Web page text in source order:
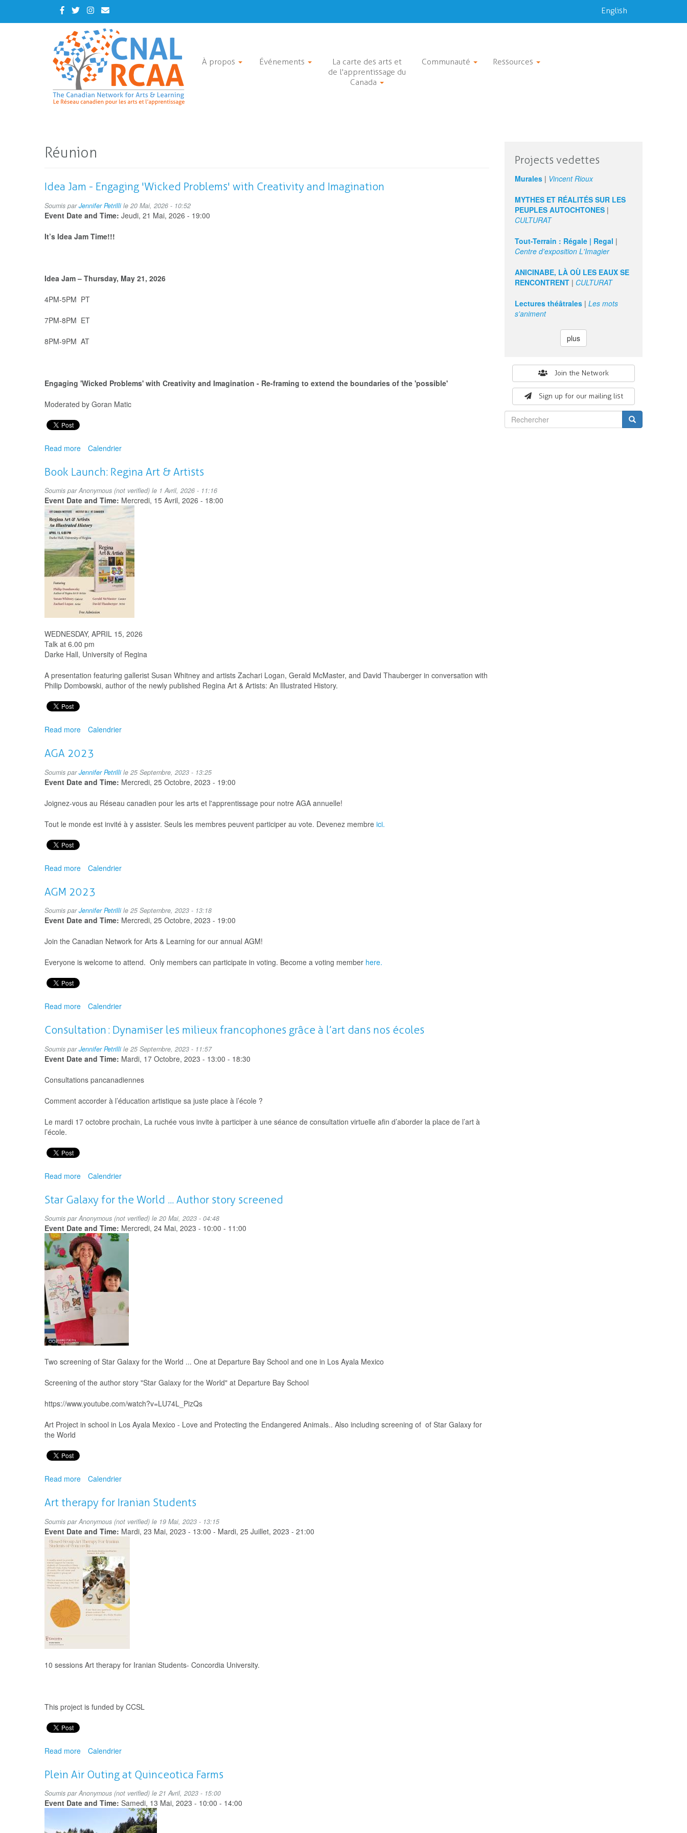
main
Facebook
TwitterInstagram
Contact
Us
English
À propos Événements
La carte des arts et
de l'apprentissage du
Canada
Communauté Ressources
Réunion
Idea Jam - Engaging 'Wicked Problems' with Creativity and Imagination
Soumis parJennifer Petrillile 20 Mai, 2026 - 10:52
Event Date and Time: Jeudi, 21 Mai, 2026 - 19:00
It’s Idea Jam Time!!!
Idea Jam – Thursday, May 21, 2026
4PM-5PM PT
7PM-8PM ET
8PM-9PM AT
Engaging 'Wicked Problems' with Creativity and Imagination - Re-framing to extend the boundaries of the 'possible'
Moderated by Goran Matic
Read more about
Jam
-
Engaging
'Wicked
Problems'
with
Creativity
and
Imagination
Calendrier
Book Launch: Regina Art & Artists
Soumis parAnonymous (not verified) le 1 Avril, 2026 - 11:16
Event Date and Time: Mercredi, 15 Avril, 2026 - 18:00
WEDNESDAY, APRIL 15, 2026
Talk at 6.00 pm
Darke Hall, University of Regina
A presentation featuring gallerist Susan Whitney and artists Zachari Logan, Gerald McMaster, and David Thauberger in conversation with
Philip Dombowski, author of the newly published Regina Art & Artists: An Illustrated History.
Read more about
Launch:
Regina
Art
&
Calendrier
AGA 2023
Soumis parJennifer Petrillile 25 Septembre, 2023 - 13:25
Event Date and Time: Mercredi, 25 Octobre, 2023 - 19:00
Joignez-vous au Réseau canadien pour les arts et l'apprentissage pour notre AGA annuelle!
Tout le monde est invité à y assister. Seuls les membres peuvent participer au vote. Devenez membre ici.
Read more about
2023
Calendrier
AGM 2023
Soumis parJennifer Petrillile 25 Septembre, 2023 - 13:18
Event Date and Time: Mercredi, 25 Octobre, 2023 - 19:00
Join the Canadian Network for Arts & Learning for our annual AGM!
Everyone is welcome to attend. Only members can participate in voting. Become a voting member here.
Read more about
2023
Calendrier
Consultation : Dynamiser les milieux francophones grâce à l’art dans nos écoles
Soumis parJennifer Petrillile 25 Septembre, 2023 - 11:57
Event Date and Time: Mardi, 17 Octobre, 2023 - 13:00 - 18:30
Consultations pancanadiennes
Comment accorder à l’éducation artistique sa juste place à l’école ?
Le mardi 17 octobre prochain, La ruchée vous invite à participer à une séance de consultation virtuelle afin d’aborder la place de l’art à
l’école.
Read more about
Dynamiser
les
milieux
francophones
grâce
à
l’art
dans
nos
écoles
Calendrier
Star Galaxy for the World ... Author story screened
Soumis parAnonymous (not verified) le 20 Mai, 2023 - 04:48
Event Date and Time: Mercredi, 24 Mai, 2023 - 10:00 - 11:00
Two screening of Star Galaxy for the World ... One at Departure Bay School and one in Los Ayala Mexico
Screening of the author story "Star Galaxy for the World" at Departure Bay School
https://www.youtube.com/watch?v=LU74L_PizQs
Art Project in school in Los Ayala Mexico - Love and Protecting the Endangered Animals.. Also including screening of of Star Galaxy for
the World
Read more about
Galaxy
for
the
World
...
Author
story
screened
Calendrier
Art therapy for Iranian Students
Soumis parAnonymous (not verified) le 19 Mai, 2023 - 13:15
Event Date and Time: Mardi, 23 Mai, 2023 - 13:00 - Mardi, 25 Juillet, 2023 - 21:00
10 sessions Art therapy for Iranian Students- Concordia University.
This project is funded by CCSL
Read more about
therapy
for
Iranian
Students
Calendrier
Plein Air Outing at Quinceotica Farms
Soumis parAnonymous (not verified) le 21 Avril, 2023 - 15:00
Event Date and Time: Samedi, 13 Mai, 2023 - 10:00 - 14:00
Projects vedettes
Murales | Vincent Rioux
MYTHES ET RÉALITÉS SUR LES
PEUPLES AUTOCHTONES |
CULTURAT
Tout-Terrain : Régale | Regal |
Centre d'exposition L'Imagier
ANICINABE, LÀ OÙ LES EAUX SE
RENCONTRENT | CULTURAT
Lectures théâtrales | Les mots
s'animent
plus
Join the Network
Sign up for our mailing list
form